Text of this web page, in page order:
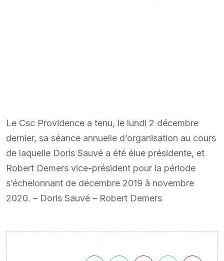
Le Csc Providence a tenu, le lundi 2 décembre
dernier, sa séance annuelle d’organisation au cours
de laquelle Doris Sauvé a été élue présidente, et
Robert Demers vice-président pour la période
s’échelonnant de décembre 2019 à novembre
2020. – Doris Sauvé – Robert Demers